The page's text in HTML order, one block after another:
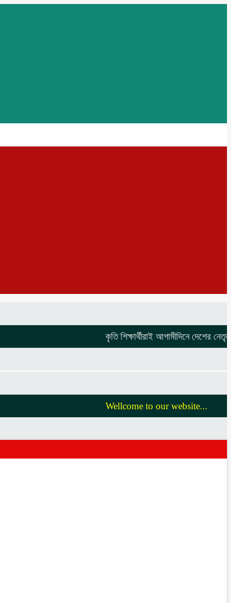
কৃতি শিক্ষার্থীরাই আগামীদিনে দেশের নেতৃত্ব
Wellcome to our website...